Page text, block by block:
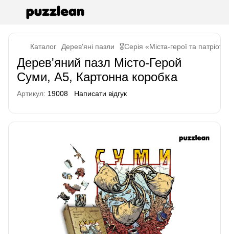
Каталог Дерев'яні пазли 🎖️Серія «Міста-герої та
Дерев'яний пазл Місто-Герой
Суми, А5, Картонна коробка
Артикул: 19008 Написати відгук